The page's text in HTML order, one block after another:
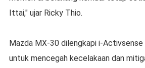
Ittai," ujar Ricky Thio.
Mazda MX-30 dilengkapi i-Activsense
untuk mencegah kecelakaan dan